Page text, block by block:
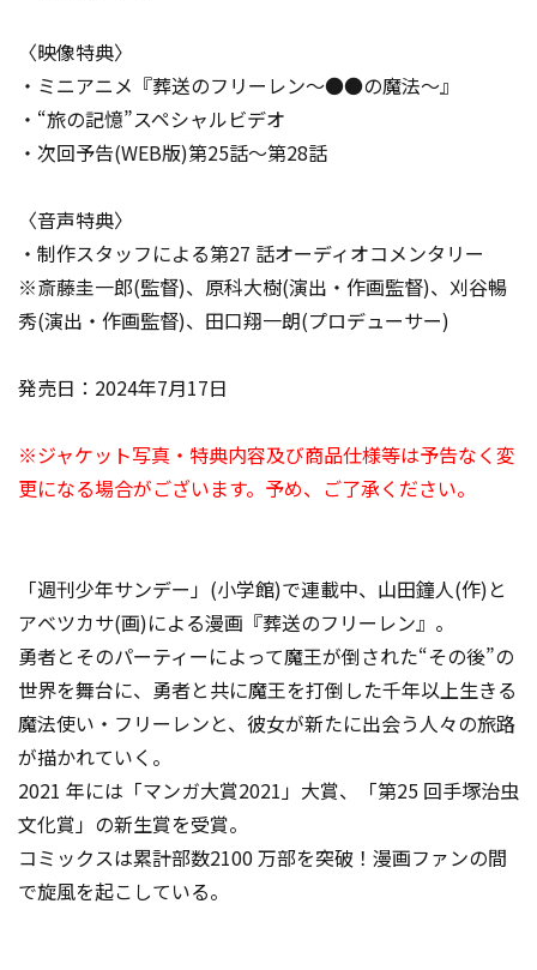
〈映像特典〉
・ミニアニメ『葬送のフリーレン～●●の魔法～』
・“旅の記憶”スペシャルビデオ
・次回予告(WEB版)第25話～第28話
〈音声特典〉
・制作スタッフによる第27 話オーディオコメンタリー
※斎藤圭一郎(監督)、原科大樹(演出・作画監督)、刈谷暢
秀(演出・作画監督)、田口翔一朗(プロデューサー)
発売日：2024年7月17日
※ジャケット写真・特典内容及び商品仕様等は予告なく変
更になる場合がございます。予め、ご了承ください。
「週刊少年サンデー」(小学館)で連載中、山田鐘人(作)と
アベツカサ(画)による漫画『葬送のフリーレン』。
勇者とそのパーティーによって魔王が倒された“その後”の
世界を舞台に、勇者と共に魔王を打倒した千年以上生きる
魔法使い・フリーレンと、彼女が新たに出会う人々の旅路
が描かれていく。
2021 年には「マンガ大賞2021」大賞、「第25 回手塚治虫
文化賞」の新生賞を受賞。
コミックスは累計部数2100 万部を突破！漫画ファンの間
で旋風を起こしている。